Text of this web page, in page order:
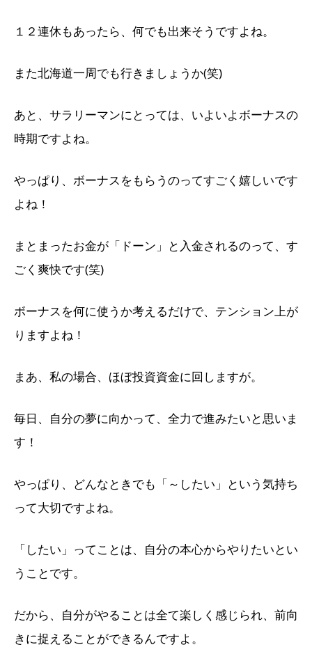
１２連休もあったら、何でも出来そうですよね。
また北海道一周でも行きましょうか(笑)
あと、サラリーマンにとっては、 いよいよボーナスの
時期ですよね。
やっぱり、ボーナスをもらうのってすごく嬉しいです
よね！
まとまったお金が「ドーン」と入金されるのって、 す
ごく爽快です(笑)
ボーナスを何に使うか考えるだけで、テンション上が
りますよね！
まあ、私の場合、ほぼ投資資金に回しますが。
毎日、自分の夢に向かって、全力で進みたいと思いま
す！
やっぱり、どんなときでも「～したい」 という気持ち
って大切ですよね。
「したい」ってことは、自分の本心からやりたいとい
うことです。
だから、自分がやることは全て楽しく感じられ、前向
きに捉えることができるんですよ。